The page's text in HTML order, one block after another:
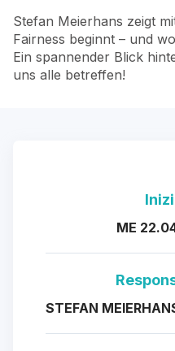
Stefan Meierhans zeigt
Fairness beginnt – und
Ein spannender Blick
uns alle betreffen!
ME
STEFAN